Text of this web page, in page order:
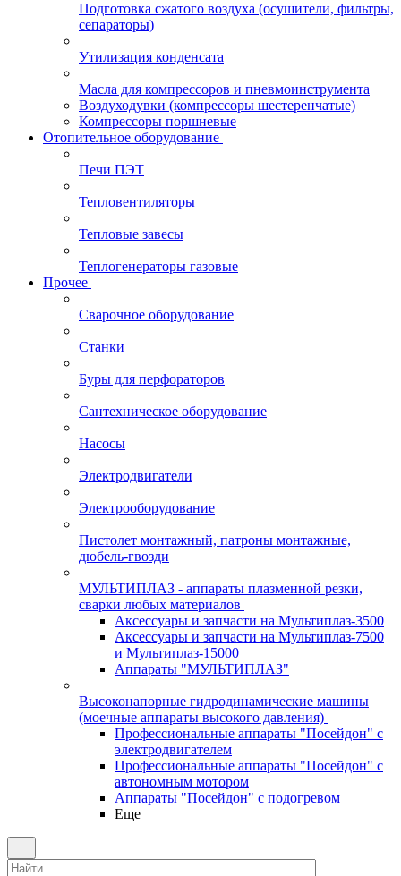
Подготовка сжатого воздуха (осушители, фильтры,
сепараторы)
Утилизация конденсата
Масла для компрессоров и пневмоинструмента
Воздуходувки (компрессоры шестеренчатые)
Компрессоры поршневые
Отопительное оборудование
Печи ПЭТ
Тепловентиляторы
Тепловые завесы
Теплогенераторы газовые
Прочее
Сварочное оборудование
Станки
Буры для перфораторов
Сантехническое оборудование
Насосы
Электродвигатели
Электрооборудование
Пистолет монтажный, патроны монтажные,
дюбель-гвозди
МУЛЬТИПЛАЗ - аппараты плазменной резки,
сварки любых материалов
Аксессуары и запчасти на Мультиплаз-3500
Аксессуары и запчасти на Мультиплаз-7500
и Мультиплаз-15000
Аппараты "МУЛЬТИПЛАЗ"
Высоконапорные гидродинамические машины
(моечные аппараты высокого давления)
Профессиональные аппараты "Посейдон" с
электродвигателем
Профессиональные аппараты "Посейдон" с
автономным мотором
Аппараты "Посейдон" с подогревом
Еще